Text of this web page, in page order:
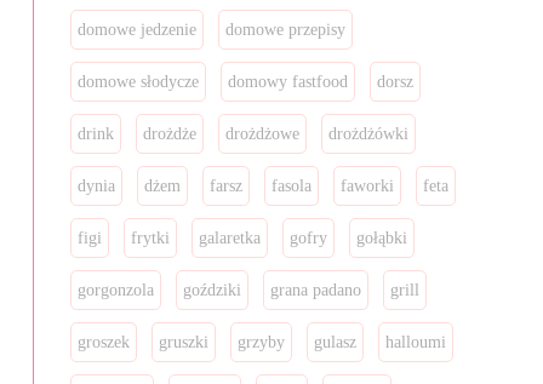
domowe jedzenie domowe przepisy
domowe słodycze domowy fastfood dorsz
drink drożdże drożdżowe drożdżówki
dynia dżem farsz fasola faworki feta
figi frytki galaretka gofry gołąbki
gorgonzola goździki grana padano grill
groszek gruszki grzyby gulasz halloumi